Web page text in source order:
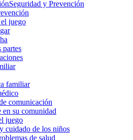
Seguridad y Prevención
juego
partes
familiar
comunicación
en su comunidad
juego
cuidado de los niños
de salud